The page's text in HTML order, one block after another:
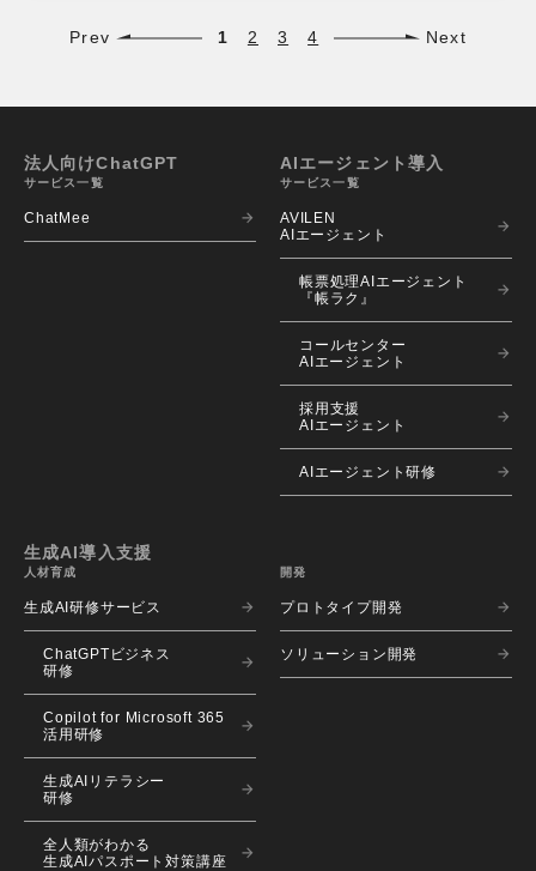
Prev 1 2 3 4 Next
法人向けChatGPT
サービス一覧
ChatMee
AIエージェント導入
サービス一覧
AVILEN
AIエージェント
帳票処理AIエージェント
『帳ラク』
コールセンター
AIエージェント
採用支援
AIエージェント
AIエージェント研修
生成AI導入支援
人材育成
生成AI研修サービス
ChatGPTビジネス
研修
Copilot for Microsoft 365
活用研修
生成AIリテラシー
研修
全人類がわかる
生成AIパスポート対策講座
開発
プロトタイプ開発
ソリューション開発